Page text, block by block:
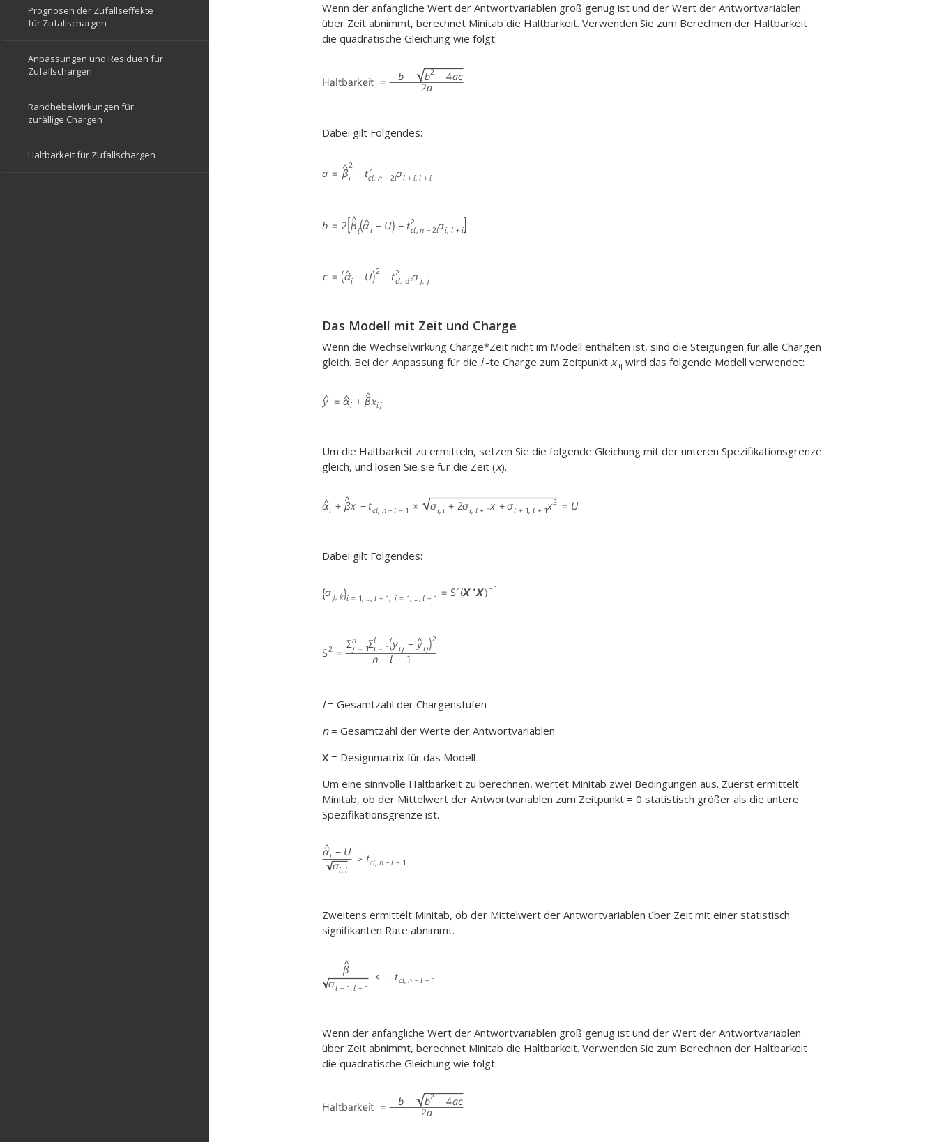
Wenn der anfängliche Wert der Antwortvariablen groß genug ist und der Wert der Antwortvariablen
über Zeit abnimmt, berechnet Minitab die Haltbarkeit. Verwenden Sie zum Berechnen der Haltbarkeit
die quadratische Gleichung wie folgt:
Dabei gilt Folgendes:
Das Modell mit Zeit und Charge
Wenn die Wechselwirkung Charge*Zeit nicht im Modell enthalten ist, sind die Steigungen für alle Chargen
gleich. Bei der Anpassung für die i -te Charge zum Zeitpunktx ij wird das folgende Modell verwendet:
Um die Haltbarkeit zu ermitteln, setzen Sie die folgende Gleichung mit der unteren Spezifikationsgrenze
gleich, und lösen Sie sie für die Zeit (x).
Dabei gilt Folgendes:
I= Gesamtzahl der Chargenstufen
n= Gesamtzahl der Werte der Antwortvariablen
X = Designmatrix für das Modell
Um eine sinnvolle Haltbarkeit zu berechnen, wertet Minitab zwei Bedingungen aus. Zuerst ermittelt
Minitab, ob der Mittelwert der Antwortvariablen zum Zeitpunkt = 0 statistisch größer als die untere
Spezifikationsgrenze ist.
Zweitens ermittelt Minitab, ob der Mittelwert der Antwortvariablen über Zeit mit einer statistisch
signifikanten Rate abnimmt.
Wenn der anfängliche Wert der Antwortvariablen groß genug ist und der Wert der Antwortvariablen
über Zeit abnimmt, berechnet Minitab die Haltbarkeit. Verwenden Sie zum Berechnen der Haltbarkeit
die quadratische Gleichung wie folgt: